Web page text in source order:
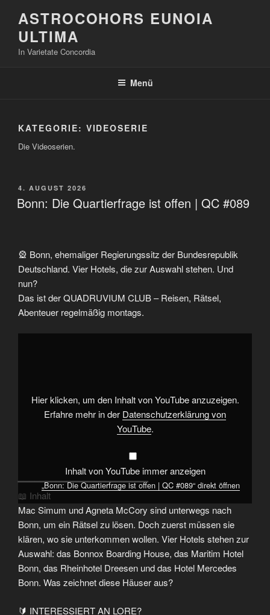
Inhalt
springen
ASTROCOHORS EUNOIA
ULTIMA
In Varietate Concordia
Menü
KATEGORIE: VIDEOSERIE
Die Videoserien.
VERÖFFENTLICHT
AM
4. AUGUST 2026
Bonn: Die Quartierfrage ist offen | QC #089
🎡 Bonn, ehemaliger Regierungssitz der Bundesrepublik
Deutschland. Vier Hotels, die zur Auswahl stehen. Und
nun?
Das ist der QUADRUVIUM CLUB – Reisen, Rätsel,
Abenteuer regelmäßig montags.
„Bonn:
#089“
von
YouTube
anzeigen
Hier klicken, um den Inhalt von YouTube anzuzeigen.
Erfahre mehr in der Datenschutzerklärung von
YouTube.
Inhalt von YouTube immer anzeigen
„Bonn: Die Quartierfrage ist offen | QC #089“ direkt öffnen
━━━━━━━━━━━━━━━━━━━━━━━━
📖 Inhalt
Mac Simum und Agneta McCory sind unterwegs nach
Bonn, um ein Rätsel zu lösen. Doch zuerst müssen sie
klären, wo sie unterkommen wollen. Vier Hotels stehen zur
Auswahl: das Bonnox Boarding House, das Maritim Hotel
Bonn, das Rheinhotel Dreesen und das Hotel Mercedes
Bonn. Was zeichnet diese Häuser aus?
🔰 INTERESSIERT AN LORE?